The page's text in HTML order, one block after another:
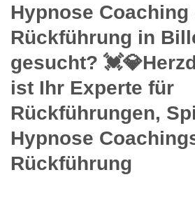
Hypnose Coaching
Rückführung in
gesucht?
ist Ihr Experte für
Rückführungen,
Hypnose
Rückführung